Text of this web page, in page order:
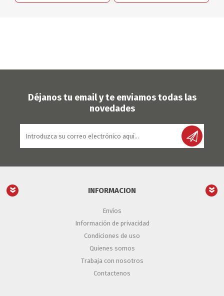
Déjanos tu email y te enviamos todas las
novedades
INFORMACION
Envíos
Información de privacidad
Condiciones de uso
Quienes somos
Trabaja con nosotros
Contactenos